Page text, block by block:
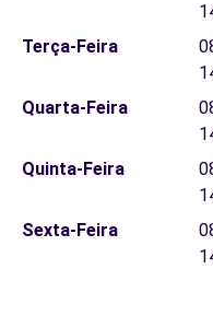
Terça-Feira
Quarta-Feira
Quinta-Feira
Sexta-Feira